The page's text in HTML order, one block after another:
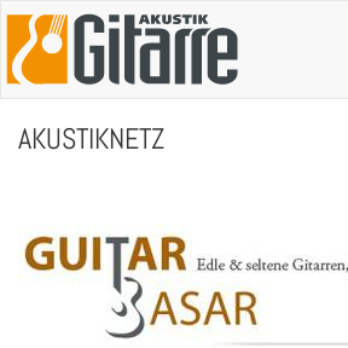
AKUSTIKNETZ